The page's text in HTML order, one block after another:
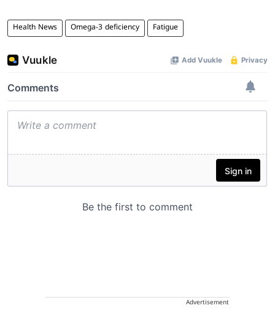
Health News Omega-3 deficiency Fatigue
Advertisement